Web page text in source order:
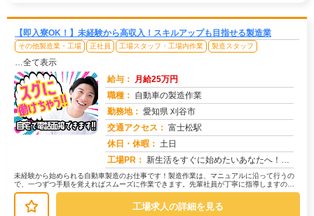
【即入寮OK！】未経験から高収入！スキルアップも目指せる製造業
その他製造業・工場 正社員 工場スタッフ・工場内作業 製造スタッフ
…全て表示
給与： 月給25万円
職種： 自動車の製造作業
勤務地： 愛知県 刈谷市
交通アクセス： 富士松駅
休日・休暇： 土日
工場PR： 新生活をすぐに始めたいあなたへ！株式会社京栄センターでは、最短1日で入寮可能！完全個室のワンルーム寮は初期費用0円...
未経験から始められる自動車製造のお仕事です！製造作業は、マニュアルに沿って行うの
で、一つずつ手順を覚えればスムーズに作業できます。先輩社員が丁寧に指導しますの
で、安心してスタートできますよ。具体...
工場求人の詳細を見る